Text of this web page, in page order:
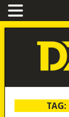
TAG: